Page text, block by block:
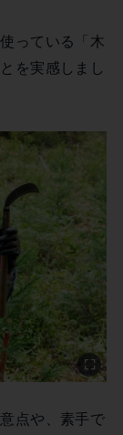
っている「木
を実感しまし
点や、素手で